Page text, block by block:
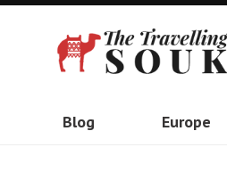
Blog Europe